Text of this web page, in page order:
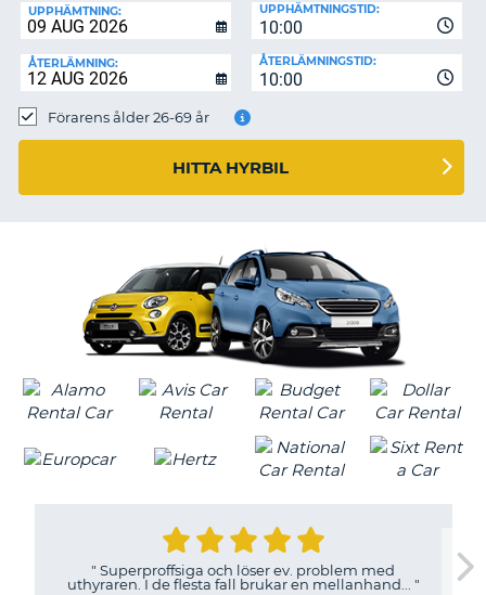
UPPHÄMTNING:
10:00
UPPHÄMTNINGSTID:
ÅTERLÄMNING:
10:00
ÅTERLÄMNINGSTID:
Förarens ålder 26-69 år
HITTA HYRBIL
" Superproffsiga och löser ev. problem med
uthyraren. I de flesta fall brukar en mellanhand... "